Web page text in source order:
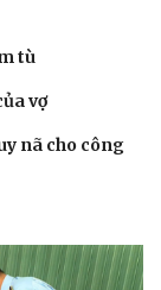
tù
vợ
nã cho công